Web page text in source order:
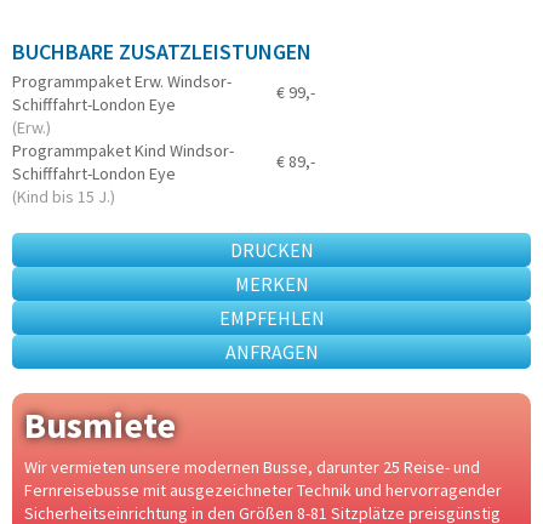
BUCHBARE ZUSATZLEISTUNGEN
Programmpaket Erw. Windsor-
Schifffahrt-London Eye
€ 99,-
(Erw.)
Programmpaket Kind Windsor-
Schifffahrt-London Eye
€ 89,-
(Kind bis 15 J.)
DRUCKEN
MERKEN
EMPFEHLEN
ANFRAGEN
Busmiete
Wir vermieten unsere modernen Busse, darunter 25 Reise- und
Fernreisebusse mit ausgezeichneter Technik und hervorragender
Sicherheitseinrichtung in den Größen 8-81 Sitzplätze preisgünstig